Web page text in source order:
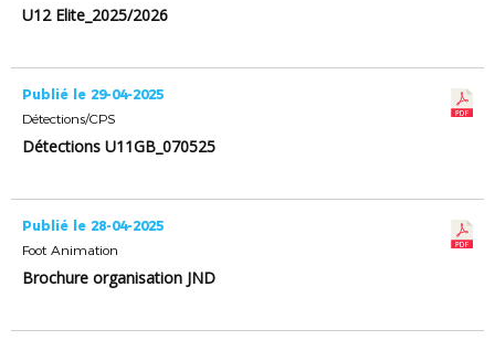
U12 Elite_2025/2026
Publié le 29-04-2025
Détections/CPS
Détections U11GB_070525
Publié le 28-04-2025
Foot Animation
Brochure organisation JND